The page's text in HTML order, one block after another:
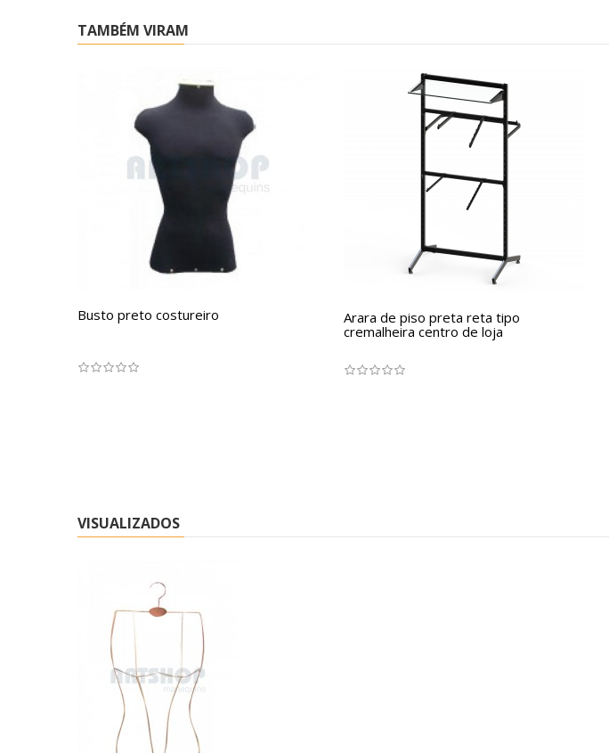
TAMBÉM VIRAM
Busto preto costureiro
Arara de piso preta reta tipo
cremalheira centro de loja
VISUALIZADOS